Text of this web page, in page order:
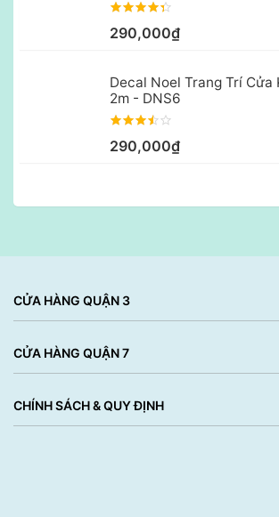
290,000₫
Decal Noel Trang Trí Cửa
2m - DNS6
290,000₫
CỬA HÀNG QUẬN 3
CỬA HÀNG QUẬN 7
CHÍNH SÁCH & QUY ĐỊNH